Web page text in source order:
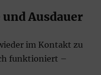
Ausdauer
im Kontakt zu
funktioniert –